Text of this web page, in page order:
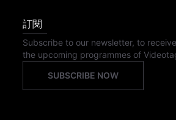
訂閱
Subscribe to our newsletter, to
the upcoming programmes of
SUBSCRIBE NOW